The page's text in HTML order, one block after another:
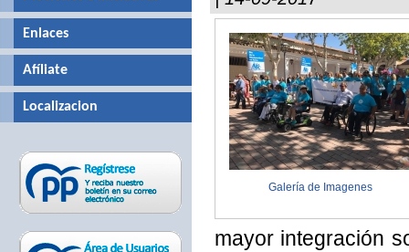
Galería de Imagenes
mayor integración
Enlaces
Afíliate
Localizacion